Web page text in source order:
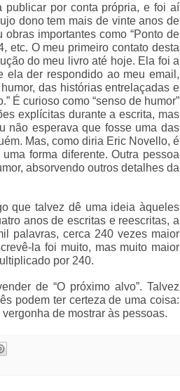
publicar por conta própria, e foi aí
dono tem mais de vinte anos de
importantes como “Ponto de
etc. O meu primeiro contato desta
do meu livro até hoje. Ela foi a
ela der respondido ao meu email,
das histórias entrelaçadas e
É curioso como “senso de humor”
explícitas durante a escrita, mas
não esperava que fosse uma das
Mas, como diria Eric Novello, é
forma diferente. Outra pessoa
absorvendo outros detalhes da
que talvez dê uma ideia àqueles
anos de escritas e reescritas, a
palavras, cerca 240 vezes maior
la foi muito, mas muito maior
por 240.
de “O próximo alvo”. Talvez
podem ter certeza de uma coisa:
de mostrar às pessoas.